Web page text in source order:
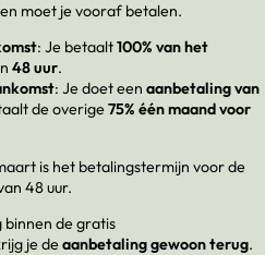
moet je vooraf betalen.
: Je betaalt100% van het
48 uur.
: Je doet een aanbetaling van
de overige75% één maand voor
is het betalingstermijn voor de
48 uur.
binnen de gratis
je deaanbetaling gewoon terug.